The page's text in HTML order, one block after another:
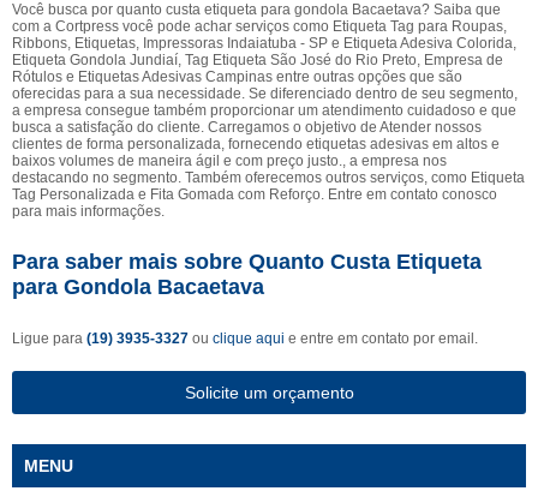
Você busca por quanto custa etiqueta para gondola Bacaetava? Saiba que
com a Cortpress você pode achar serviços como Etiqueta Tag para Roupas,
Ribbons, Etiquetas, Impressoras Indaiatuba - SP e Etiqueta Adesiva Colorida,
Etiqueta Gondola Jundiaí, Tag Etiqueta São José do Rio Preto, Empresa de
Rótulos e Etiquetas Adesivas Campinas entre outras opções que são
oferecidas para a sua necessidade. Se diferenciado dentro de seu segmento,
a empresa consegue também proporcionar um atendimento cuidadoso e que
busca a satisfação do cliente. Carregamos o objetivo de Atender nossos
clientes de forma personalizada, fornecendo etiquetas adesivas em altos e
baixos volumes de maneira ágil e com preço justo., a empresa nos
destacando no segmento. Também oferecemos outros serviços, como Etiqueta
Tag Personalizada e Fita Gomada com Reforço. Entre em contato conosco
para mais informações.
Para saber mais sobre Quanto Custa Etiqueta
para Gondola Bacaetava
Ligue para (19) 3935-3327 ou clique aqui e entre em contato por email.
Solicite um orçamento
MENU